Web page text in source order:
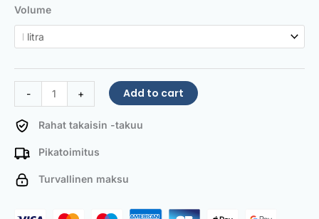
Volume
-
Flea
Treatment
quantity
+ Add to cart
Rahat takaisin -takuu
Pikatoimitus
Turvallinen maksu